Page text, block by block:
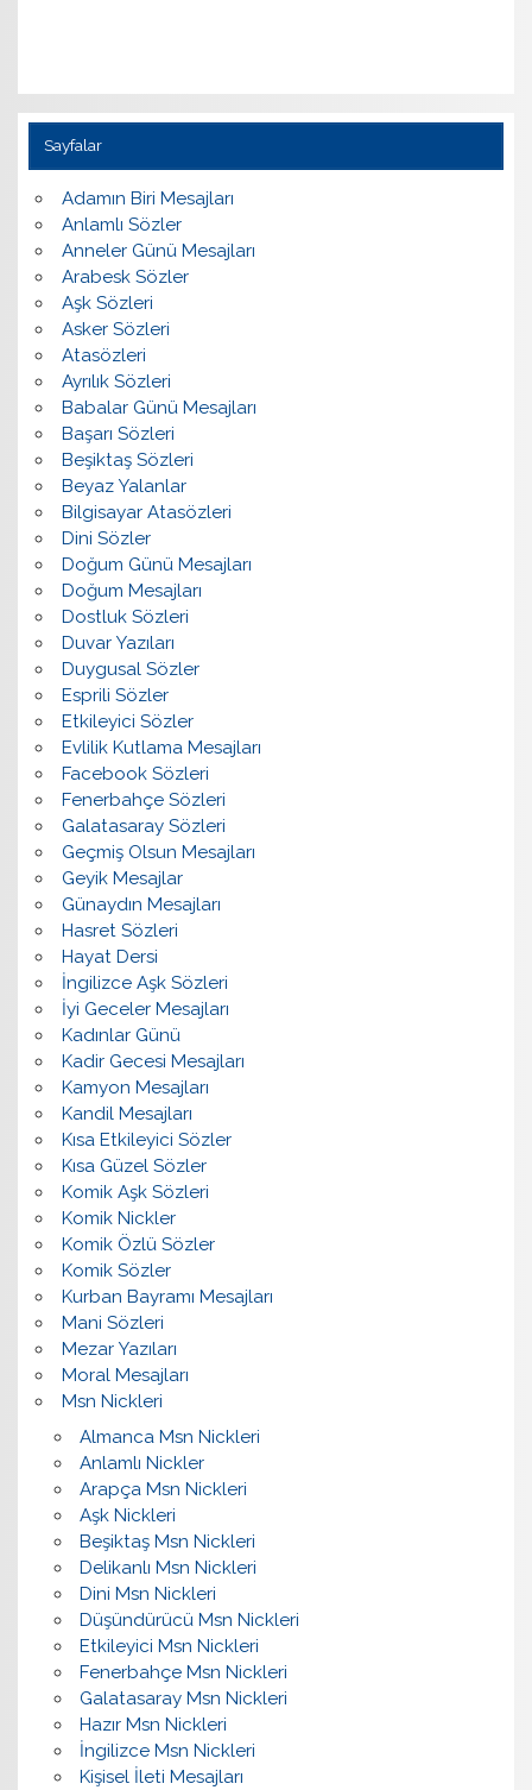
Sayfalar
Adamın Biri Mesajları
Anlamlı Sözler
Anneler Günü Mesajları
Arabesk Sözler
Aşk Sözleri
Asker Sözleri
Atasözleri
Ayrılık Sözleri
Babalar Günü Mesajları
Başarı Sözleri
Beşiktaş Sözleri
Beyaz Yalanlar
Bilgisayar Atasözleri
Dini Sözler
Doğum Günü Mesajları
Doğum Mesajları
Dostluk Sözleri
Duvar Yazıları
Duygusal Sözler
Esprili Sözler
Etkileyici Sözler
Evlilik Kutlama Mesajları
Facebook Sözleri
Fenerbahçe Sözleri
Galatasaray Sözleri
Geçmiş Olsun Mesajları
Geyik Mesajlar
Günaydın Mesajları
Hasret Sözleri
Hayat Dersi
İngilizce Aşk Sözleri
İyi Geceler Mesajları
Kadınlar Günü
Kadir Gecesi Mesajları
Kamyon Mesajları
Kandil Mesajları
Kısa Etkileyici Sözler
Kısa Güzel Sözler
Komik Aşk Sözleri
Komik Nickler
Komik Özlü Sözler
Komik Sözler
Kurban Bayramı Mesajları
Mani Sözleri
Mezar Yazıları
Moral Mesajları
Msn Nickleri
Almanca Msn Nickleri
Anlamlı Nickler
Arapça Msn Nickleri
Aşk Nickleri
Beşiktaş Msn Nickleri
Delikanlı Msn Nickleri
Dini Msn Nickleri
Düşündürücü Msn Nickleri
Etkileyici Msn Nickleri
Fenerbahçe Msn Nickleri
Galatasaray Msn Nickleri
Hazır Msn Nickleri
İngilizce Msn Nickleri
Kişisel İleti Mesajları